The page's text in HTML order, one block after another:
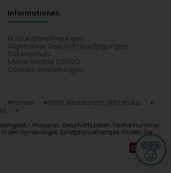
Informationen
Nutzungsbedingungen
Allgemeine Geschäftsbedingungen
Datenschutz
Meine Rechte DSGVO
Cookies-Einstellungen
Handel
Hotel, Restaurant, Wirtshaus
– Philippon: Geschäftszeiten, Telefonnummer,
der Gynäkologie, Sportphysiotherapie. Finden Sie